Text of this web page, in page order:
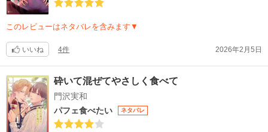
このレビューはネタバレを含みます▼
いいね 4件 2026年2月5日
砕いて混ぜてやさしく食べて
門沢実和
パフェ食べたい
ネタバレ